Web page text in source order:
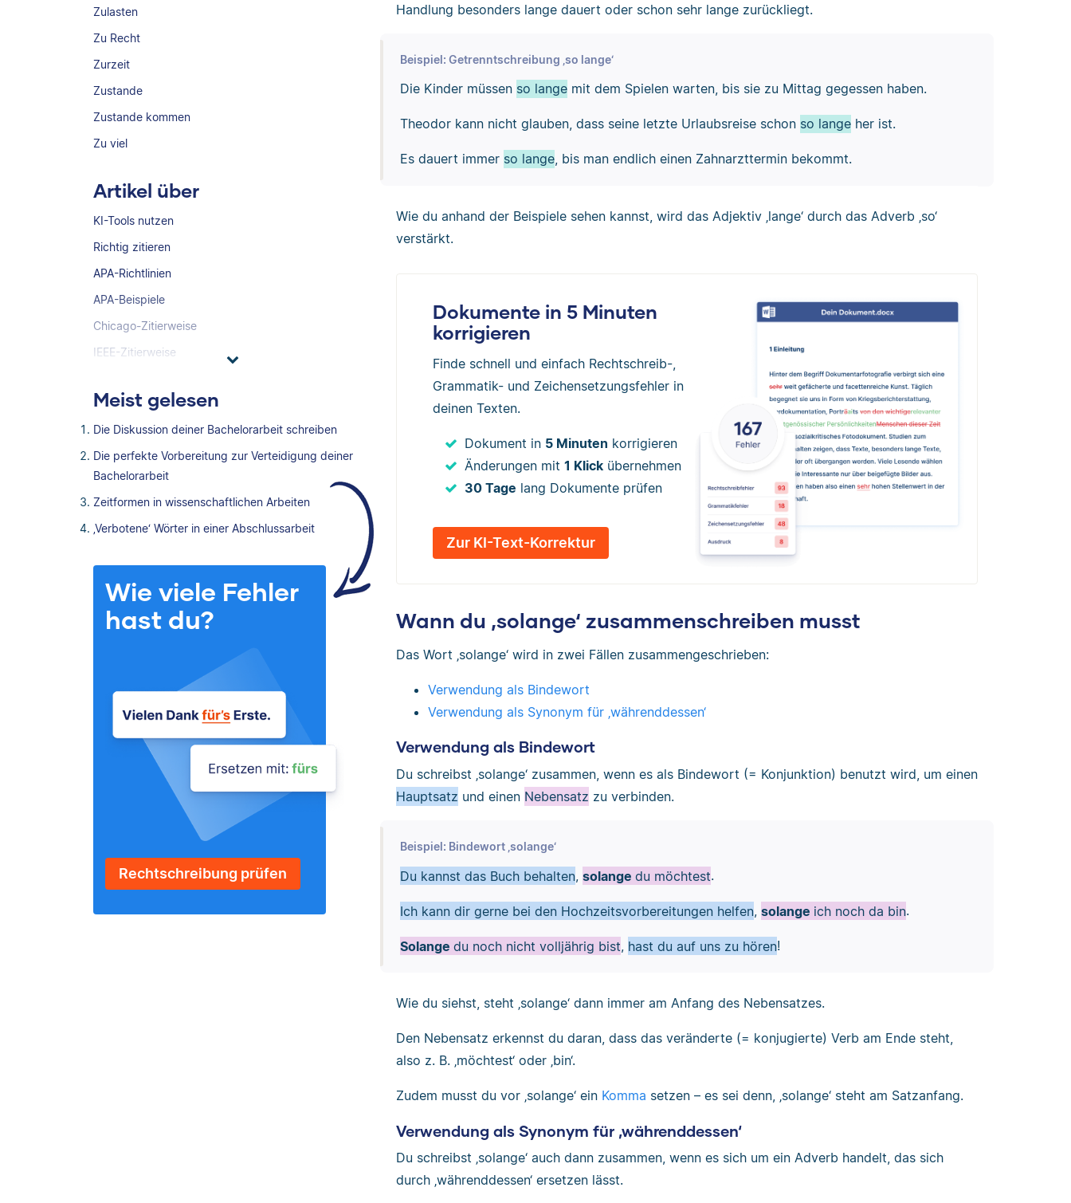
Zulasten
Zu Recht
Zurzeit
Zustande
Zustande kommen
Zu viel
Artikel über
KI-Tools nutzen
Richtig zitieren
APA-Richtlinien
APA-Beispiele
Chicago-Zitierweise
IEEE-Zitierweise
Meist gelesen
Die Diskussion deiner Bachelorarbeit schreiben
Die perfekte Vorbereitung zur Verteidigung deiner
Bachelorarbeit
Zeitformen in wissenschaftlichen Arbeiten
‚Verbotene‘ Wörter in einer Abschlussarbeit
Wie viele Fehler
hast du?
Rechtschreibung prüfen
Handlung besonders lange dauert oder schon sehr lange zurückliegt.
Beispiel: Getrenntschreibung ‚so lange‘
Die Kinder müssen so langemit dem Spielen warten, bis sie zu Mittag gegessen haben.
Theodor kann nicht glauben, dass seine letzte Urlaubsreise schon so langeher ist.
Es dauert immer so lange, bis man endlich einen Zahnarzttermin bekommt.
Wie du anhand der Beispiele sehen kannst, wird das Adjektiv ‚lange‘ durch das Adverb ‚so‘
verstärkt.
Dokumente in 5 Minuten
korrigieren
Finde schnell und einfach Rechtschreib-,
Grammatik- und Zeichensetzungsfehler in
deinen Texten.
Dokument in 5 Minuten korrigieren
Änderungen mit 1 Klick übernehmen
30 Tage lang Dokumente prüfen
Zur KI-Text-Korrektur
Wann du ‚solange‘ zusammenschreiben musst
Das Wort ‚solange‘ wird in zwei Fällen zusammengeschrieben:
Verwendung als Bindewort
Verwendung als Synonym für ‚währenddessen‘
Verwendung als Bindewort
Du schreibst ‚solange‘ zusammen, wenn es als Bindewort (= Konjunktion) benutzt wird, um einen
Hauptsatz und einen Nebensatz zu verbinden.
Beispiel: Bindewort ‚solange‘
Du kannst das Buch behalten, solange du möchtest.
Ich kann dir gerne bei den Hochzeitsvorbereitungen helfen, solange ich noch da bin.
Solange du noch nicht volljährig bist, hast du auf uns zu hören!
Wie du siehst, steht ‚solange‘ dann immer am Anfang des Nebensatzes.
Den Nebensatz erkennst du daran, dass das veränderte (= konjugierte) Verb am Ende steht,
also z. B. ‚möchtest‘ oder ‚bin‘.
Zudem musst du vor ‚solange‘ ein Komma setzen – es sei denn, ‚solange‘ steht am Satzanfang.
Verwendung als Synonym für ‚währenddessen‘
Du schreibst ‚solange‘ auch dann zusammen, wenn es sich um ein Adverb handelt, das sich
durch ‚währenddessen‘ ersetzen lässt.